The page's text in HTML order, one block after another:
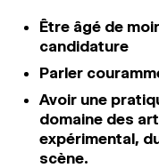
Être âgé de
candidature
Parler
Avoir une
domaine des
expérimental,
scène.